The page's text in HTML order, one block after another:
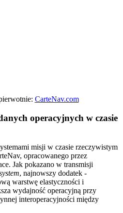
CarteNav.com
operacyjnych w czasie
misji w czasie rzeczywistym
opracowanego przez
Jak pokazano w transmisji
, najnowszy dodatek -
warstwę elastyczności i
wydajność operacyjną przy
interoperacyjności między